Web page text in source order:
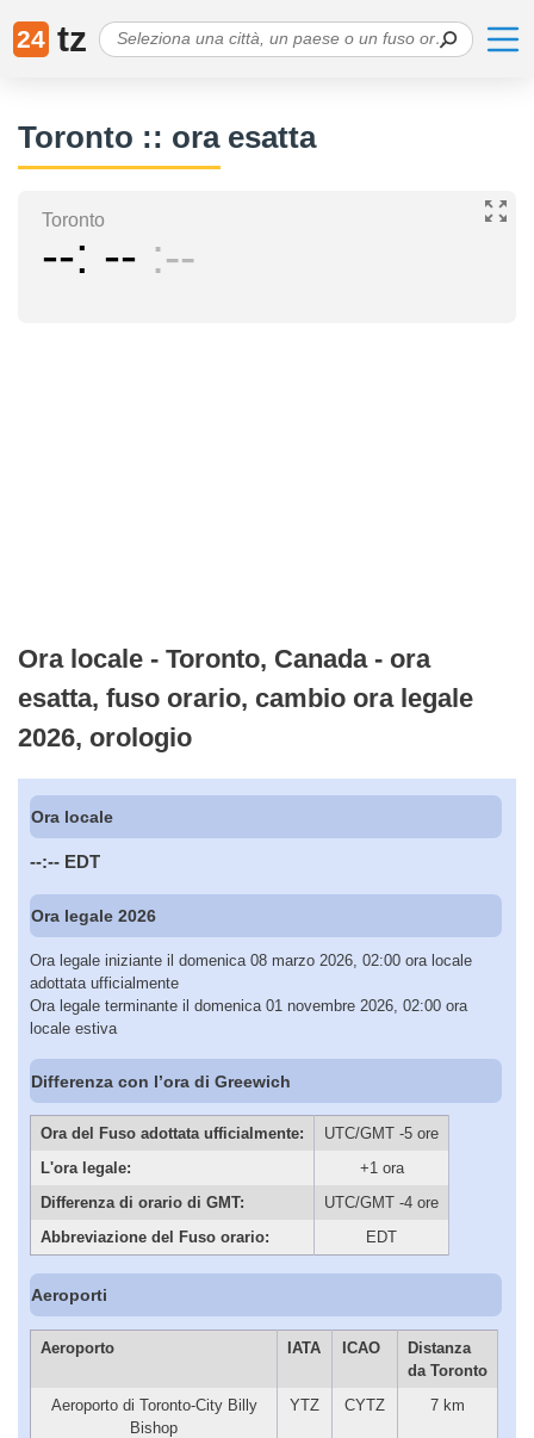
24 tz
Toronto :: ora esatta
Toronto
-- -- --
Ora locale - Toronto, Canada - ora
esatta, fuso orario, cambio ora legale
2026, orologio
Ora locale
--:-- EDT
Ora legale 2026
Ora legale iniziante il domenica 08 marzo 2026, 02:00 ora locale
adottata ufficialmente
Ora legale terminante il domenica 01 novembre 2026, 02:00 ora
locale estiva
Differenza con l’ora di Greewich
Ora del Fuso adottata ufficialmente:
UTC/GMT -5 ore
L'ora legale:
+1 ora
Differenza di orario di GMT:
UTC/GMT -4 ore
Abbreviazione del Fuso orario:
EDT
Aeroporti
Aeroporto IATA ICAO
Distanza
da Toronto
Aeroporto di Toronto-City Billy
Bishop
YTZ CYTZ 7 km